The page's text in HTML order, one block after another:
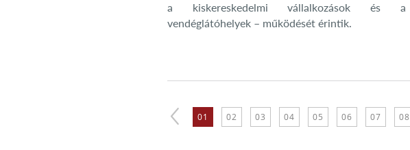
a kiskereskedelmi vállalkozások és a
vendéglátóhelyek – működését érintik.
01 02 03 04 05 06 07 08